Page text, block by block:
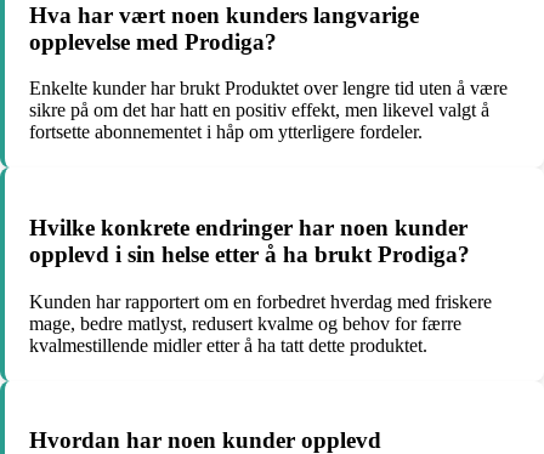
Hva har vært noen kunders langvarige
opplevelse med Prodiga?
Enkelte kunder har brukt Produktet over lengre tid uten å være
sikre på om det har hatt en positiv effekt, men likevel valgt å
fortsette abonnementet i håp om ytterligere fordeler.
Hvilke konkrete endringer har noen kunder
opplevd i sin helse etter å ha brukt Prodiga?
Kunden har rapportert om en forbedret hverdag med friskere
mage, bedre matlyst, redusert kvalme og behov for færre
kvalmestillende midler etter å ha tatt dette produktet.
Hvordan har noen kunder opplevd